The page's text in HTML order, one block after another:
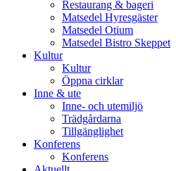
Restaurang & bageri
Matsedel Hyresgäster
Matsedel Otium
Matsedel Bistro Skeppet
Kultur
Kultur
Öppna cirklar
Inne & ute
Inne- och utemiljö
Trädgårdarna
Tillgänglighet
Konferens
Konferens